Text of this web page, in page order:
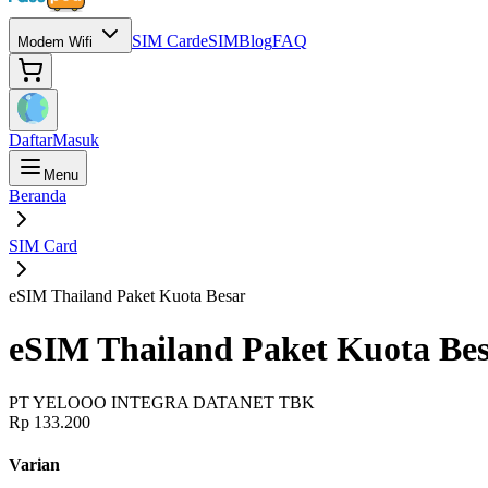
Modem Wifi SIM CardeSIMBlogFAQ
DaftarMasuk
Menu
Beranda
SIM Card
eSIM Thailand Paket Kuota Besar
eSIM Thailand Paket Kuota
PT YELOOO INTEGRA DATANET TBK
Rp 133.200
Varian